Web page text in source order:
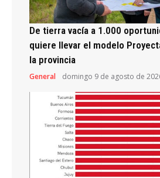
De tierra vacía a 1.000
quiere llevar el modelo
la provincia
General domingo 9 de agosto de